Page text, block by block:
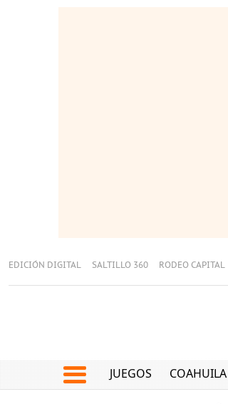
EDICIÓN DIGITAL SALTILLO 360 RODEO CAPITAL
JUEGOS COAHUILA